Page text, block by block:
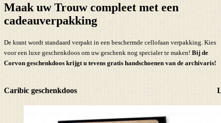
Maak uw Trouw compleet met een
cadeauverpakking
De krant wordt standaard verpakt in een beschermde cellofaan verpakking. Kies
voor een luxe geschenkdoos om uw geschenk nog specialer te maken! Bij de
Corvon geschenkdoos krijgt u tevens gratis handschoenen van de archivaris!
Caribic geschenkdoos